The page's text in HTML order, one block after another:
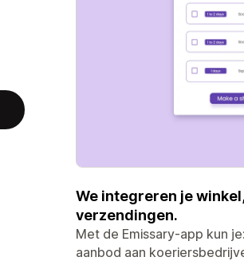
We integreren je
verzendingen.
Met de Emissary-app kun
aanbod aan